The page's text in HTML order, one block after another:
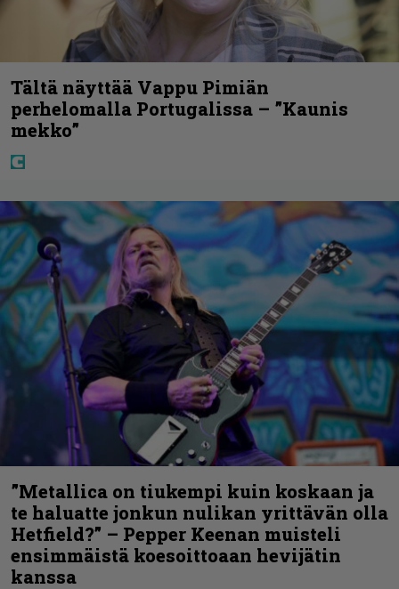
Tältä näyttää Vappu Pimiän
perhelomalla Portugalissa – ”Kaunis
mekko”
”Metallica on tiukempi kuin koskaan ja
te haluatte jonkun nulikan yrittävän olla
Hetfield?” – Pepper Keenan muisteli
ensimmäistä koesoittoaan hevijätin
kanssa